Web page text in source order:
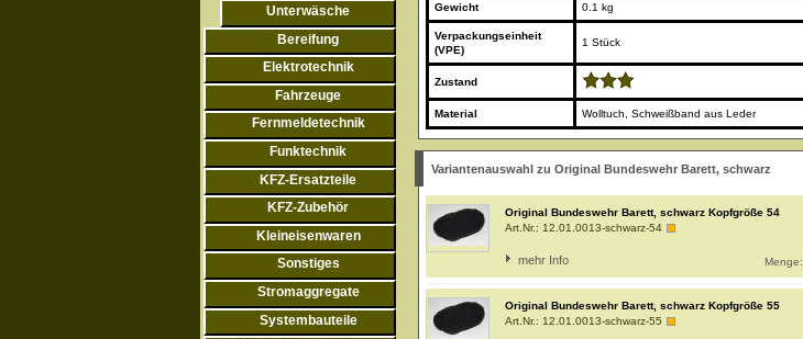
Unterwäsche
Bereifung
Elektrotechnik
Fahrzeuge
Fernmeldetechnik
Funktechnik
KFZ-Ersatzteile
KFZ-Zubehör
Kleineisenwaren
Sonstiges
Stromaggregate
Systembauteile
Gewicht 0.1 kg
Verpackungseinheit
(VPE)
1 Stück
Zustand
Material Wolltuch, Schweißband aus Leder
Variantenauswahl zu Original Bundeswehr Barett, schwarz
Original Bundeswehr Barett, schwarz Kopfgröße 54
Art.Nr.: 12.01.0013-schwarz-54
mehr Info Menge:
Original Bundeswehr Barett, schwarz Kopfgröße 55
Art.Nr.: 12.01.0013-schwarz-55